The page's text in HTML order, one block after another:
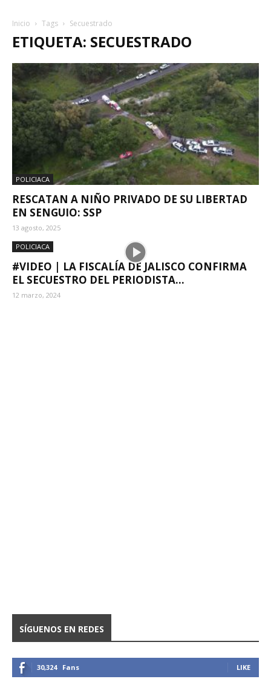
Inicio Tags Secuestrado
ETIQUETA: SECUESTRADO
POLICIACA
RESCATAN A NIÑO PRIVADO DE SU LIBERTAD
EN SENGUIO: SSP
13 agosto, 2025
POLICIACA
#VIDEO | LA FISCALÍA DE JALISCO CONFIRMA
EL SECUESTRO DEL PERIODISTA...
12 marzo, 2024
SÍGUENOS EN REDES
30,324 Fans LIKE